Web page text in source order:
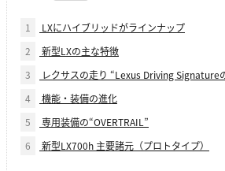
1
LXにハイブリッドがラインナップ
2
新型LXの主な特徴
3
レクサスの走り “Lexus Driving Signature
4
機能・装備の進化
5
専用装備の“OVERTRAIL”
6
新型LX700h 主要諸元（プロトタイプ）